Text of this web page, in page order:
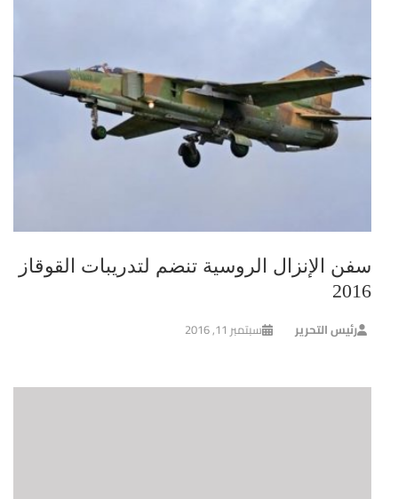
سفن الإنزال الروسية تنضم لتدريبات القوقاز
2016
رئيس التحرير سبتمبر 11, 2016